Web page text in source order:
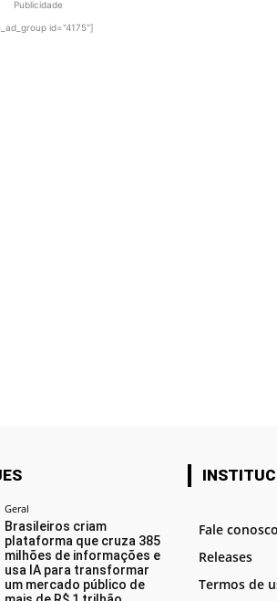
Publicidade
id="4175"]
Geral
Brasileiros criam
plataforma que cruza 385
milhões de informações e
usa IA para transformar
um mercado público de
Fale conosco
Releases
Termos de